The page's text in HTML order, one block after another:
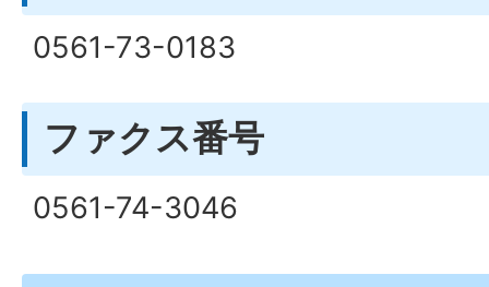
0561-73-0183
ファクス番号
0561-74-3046